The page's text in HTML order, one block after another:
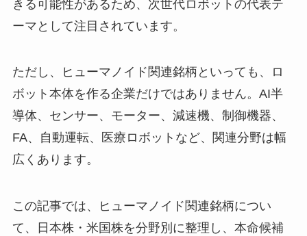
きる可能性があるため、次世代ロボットの代表テ
ーマとして注目されています。
ただし、ヒューマノイド関連銘柄といっても、ロ
ボット本体を作る企業だけではありません。AI半
導体、センサー、モーター、減速機、制御機器、
FA、自動運転、医療ロボットなど、関連分野は幅
広くあります。
この記事では、ヒューマノイド関連銘柄につい
て、日本株・米国株を分野別に整理し、本命候補